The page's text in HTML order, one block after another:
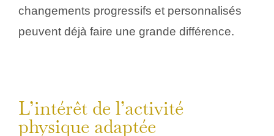
changements progressifs et personnalisés
peuvent déjà faire une grande différence.
L’intérêt de l’activité
physique adaptée